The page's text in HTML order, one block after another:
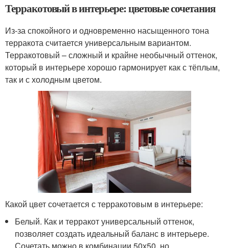
Терракотовый в интерьере: цветовые сочетания
Из-за спокойного и одновременно насыщенного тона
терракота считается универсальным вариантом.
Терракотовый – сложный и крайне необычный оттенок,
который в интерьере хорошо гармонирует как с тёплым,
так и с холодным цветом.
Какой цвет сочетается с терракотовым в интерьере:
Белый. Как и терракот универсальный оттенок,
позволяет создать идеальный баланс в интерьере.